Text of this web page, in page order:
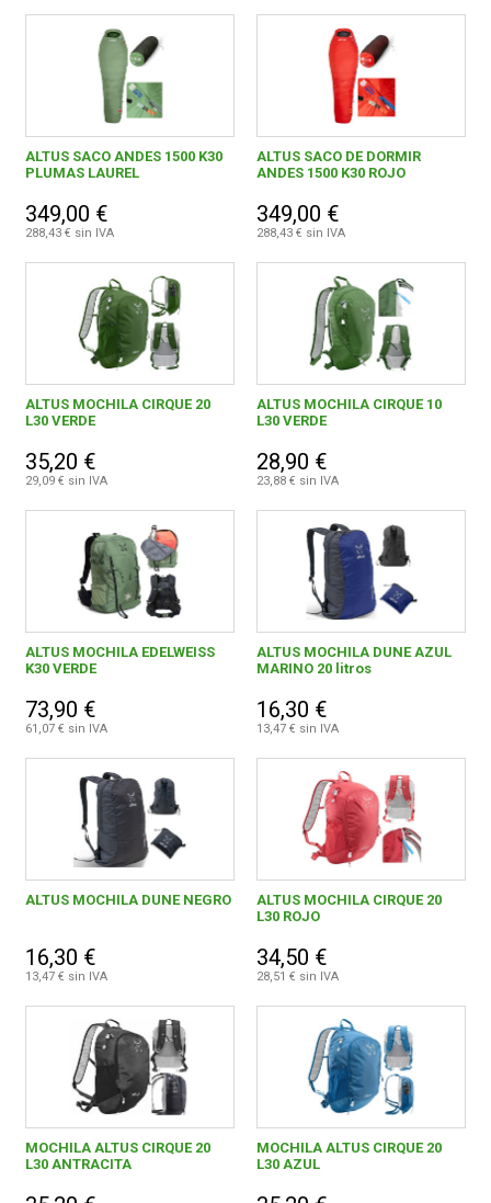
Negro / Verde
Negro / Arena
Negro / Lila
Clasica Z80 1
ALTUS SACO ANDES 1500 K30
PLUMAS LAUREL
349,00 €
288,43 € sin IVA
ALTUS SACO DE DORMIR
ANDES 1500 K30 ROJO
349,00 €
288,43 € sin IVA
ALTUS MOCHILA CIRQUE 20
L30 VERDE
35,20 €
29,09 € sin IVA
ALTUS MOCHILA CIRQUE 10
L30 VERDE
28,90 €
23,88 € sin IVA
ALTUS MOCHILA EDELWEISS
K30 VERDE
73,90 €
61,07 € sin IVA
ALTUS MOCHILA DUNE AZUL
MARINO 20 litros
16,30 €
13,47 € sin IVA
ALTUS MOCHILA DUNE NEGRO
16,30 €
13,47 € sin IVA
ALTUS MOCHILA CIRQUE 20
L30 ROJO
34,50 €
28,51 € sin IVA
MOCHILA ALTUS CIRQUE 20
L30 ANTRACITA
MOCHILA ALTUS CIRQUE 20
L30 AZUL